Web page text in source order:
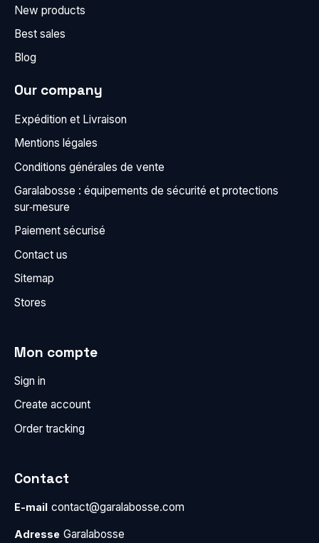
New products
Best sales
Blog
Our company
Expédition et Livraison
Mentions légales
Conditions générales de vente
Garalabosse : équipements de sécurité et protections
sur‑mesure
Paiement sécurisé
Contact us
Sitemap
Stores
Mon compte
Sign in
Create account
Order tracking
Contact
E-mail contact@garalabosse.com
Adresse Garalabosse